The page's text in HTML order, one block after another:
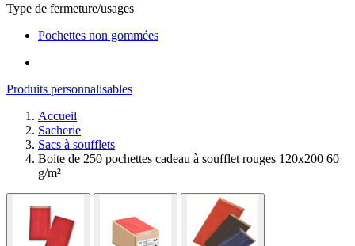
Type de fermeture/usages
Pochettes non gommées
Produits personnalisables
Accueil
Sacherie
Sacs à soufflets
Boite de 250 pochettes cadeau à soufflet rouges 120x200 60
g/m²